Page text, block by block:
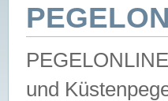
und